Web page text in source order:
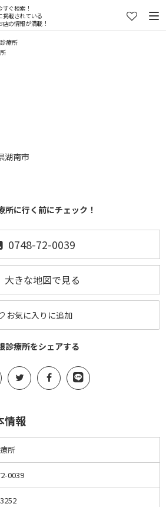
すぐ検索！
掲載されている
店の情報が満載！
療所
湖南市
所に行く前にチェック！
0748-72-0039
大きな地図で見る
お気に入りに追加
診療所をシェアする
情報
所
0039